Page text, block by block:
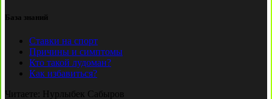
База знаний
Ставки на спорт
Причины и симптомы
Кто такой лудоман?
Как избавиться?
Читаете: Нурлыбек Сабыров